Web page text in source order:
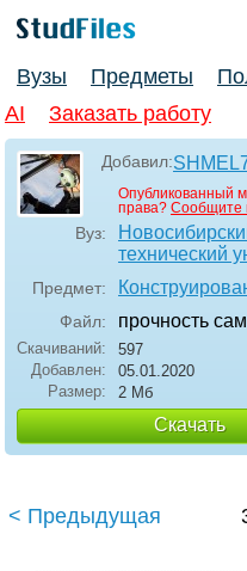
Вузы Предметы
AI
Заказать работу
Добавил:
Опубликованный
права? Сообщите
Вуз:
технический
Предмет:
Файл: прочность
Скачиваний:
597
Добавлен:
05.01.2020
Размер:
2 Мб
Скачать
< Предыдущая